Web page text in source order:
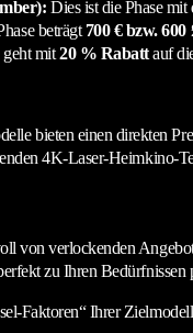
Dies ist die Phase
beträgt 700 € bzw. 600
mit20 % Rabattauf
bieten einen direkten
4K-Laser-Heimkino-
von verlockenden
zu Ihren Bedürfnissen
Faktoren“ Ihrer